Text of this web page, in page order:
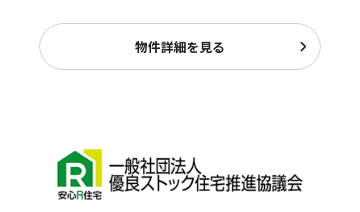
物件詳細を見る